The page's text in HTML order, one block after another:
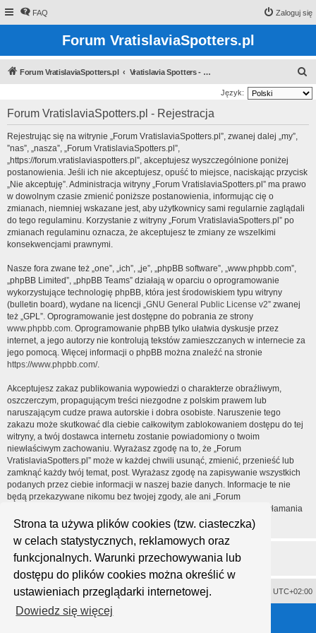
Strona ta używa plików cookies (tzw. ciasteczka)
w celach statystycznych, reklamowych oraz
funkcjonalnych. Warunki przechowywania lub
dostępu do plików cookies można określić w
ustawieniach przeglądarki internetowej.
Dowiedz się więcej
FAQ Zaloguj się
Forum VratislaviaSpotters.pl
Forum VratislaviaSpotters.pl Vratislavia Spotters - Wroclawska grupa spotterska
z
Język:
Forum VratislaviaSpotters.pl - Rejestracja
Rejestrując się na witrynie „Forum VratislaviaSpotters.pl”, zwanej dalej „my”,
”nas”, „nasza”, „Forum VratislaviaSpotters.pl”,
„https://forum.vratislaviaspotters.pl”, akceptujesz wyszczególnione poniżej
postanowienia. Jeśli ich nie akceptujesz, opuść to miejsce, naciskając przycisk
„Nie akceptuję”. Administracja witryny „Forum VratislaviaSpotters.pl” ma prawo
w dowolnym czasie zmienić poniższe postanowienia, informując cię o
zmianach, niemniej wskazane jest, aby użytkownicy sami regularnie zaglądali
do tego regulaminu. Korzystanie z witryny „Forum VratislaviaSpotters.pl” po
zmianach regulaminu oznacza, że akceptujesz te zmiany ze wszelkimi
konsekwencjami prawnymi.
Nasze fora zwane też „one”, „ich”, „je”, „phpBB software”, „www.phpbb.com”,
„phpBB Limited”, „phpBB Teams” działają w oparciu o oprogramowanie
wykorzystujące technologię phpBB, która jest środowiskiem typu witryny
(bulletin board), wydane na licencji „GNU General Public License v2” zwanej
też „GPL”. Oprogramowanie jest dostępne do pobrania ze strony
www.phpbb.com. Oprogramowanie phpBB tylko ułatwia dyskusje przez
internet, a jego autorzy nie kontrolują tekstów zamieszczanych w internecie za
jego pomocą. Więcej informacji o phpBB można znaleźć na stronie
https://www.phpbb.com/.
Akceptujesz zakaz publikowania wypowiedzi o charakterze obraźliwym,
oszczerczym, propagującym treści niezgodne z polskim prawem lub
naruszającym cudze prawa autorskie i dobra osobiste. Naruszenie tego
zakazu może skutkować dla ciebie całkowitym zablokowaniem dostępu do tej
witryny, a twój dostawca internetu zostanie powiadomiony o twoim
niewłaściwym zachowaniu. Wyrażasz zgodę na to, że „Forum
VratislaviaSpotters.pl” może w każdej chwili usunąć, zmienić, przenieść lub
zamknąć każdy twój temat, post. Wyrażasz zgodę na zapisywanie wszystkich
podanych przez ciebie informacji w naszej bazie danych. Informacje te nie
będą przekazywane nikomu bez twojej zgody, ale ani „Forum
VratislaviaSpotters.pl”, ani phpBB nie ponosi odpowiedzialności za włamania
do witryny, podczas których może dojść do kradzieży danych.
UTC+02:00
Usuń ciasteczka witryny
Technologię dostarczaphpBB® Forum Software © phpBB Limited